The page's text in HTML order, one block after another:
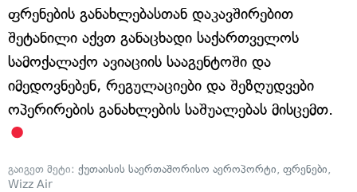
ფრენების განახლებასთან დაკავშირებით
შეტანილი აქვთ განაცხადი საქართველოს
სამოქალაქო ავიაციის სააგენტოში და
იმედოვნებენ, რეგულაციები და შეზღუდვები
ოპერირების განახლების საშუალებას მისცემთ.
გაიგეთ მეტი: ქუთაისის საერთაშორისო აეროპორტი, ფრენები,
Wizz Air